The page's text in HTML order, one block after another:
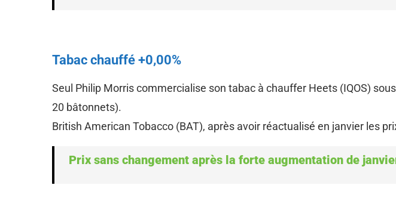
Tabac chauffé +0,00%
Seul Philip Morris commercialise son tabac à chauffer Heets (IQOS) sous
20 bâtonnets).
British American Tobacco (BAT), après avoir réactualisé en janvier les
Prix sans changement après la forte augmentation de